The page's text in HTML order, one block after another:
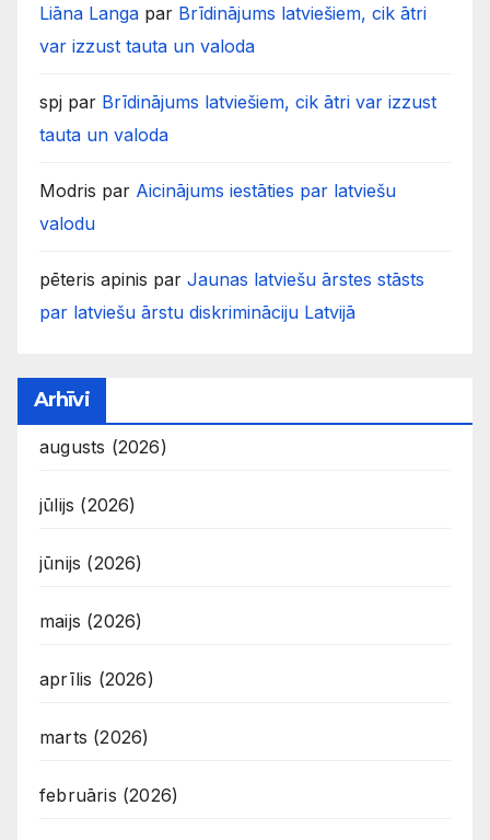
Liāna Langa par Brīdinājums latviešiem, cik ātri
var izzust tauta un valoda
spj par Brīdinājums latviešiem, cik ātri var izzust
tauta un valoda
Modris par Aicinājums iestāties par latviešu
valodu
pēteris apinis par Jaunas latviešu ārstes stāsts
par latviešu ārstu diskrimināciju Latvijā
Arhīvi
augusts (2026)
jūlijs (2026)
jūnijs (2026)
maijs (2026)
aprīlis (2026)
marts (2026)
februāris (2026)